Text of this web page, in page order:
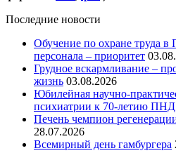
Последние новости
Обучение по охране труда
персонала – приоритет
Грудное вскармливание –
жизнь 03.08.2026
Юбилейная научно-
психиатрии к 70-летию
Печень чемпион
28.07.2026
Всемирный день гамбургера